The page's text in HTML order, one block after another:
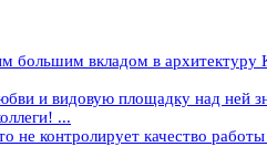
большим вкладом в архитектуру
и видовую площадку над ней
...
не контролирует качество